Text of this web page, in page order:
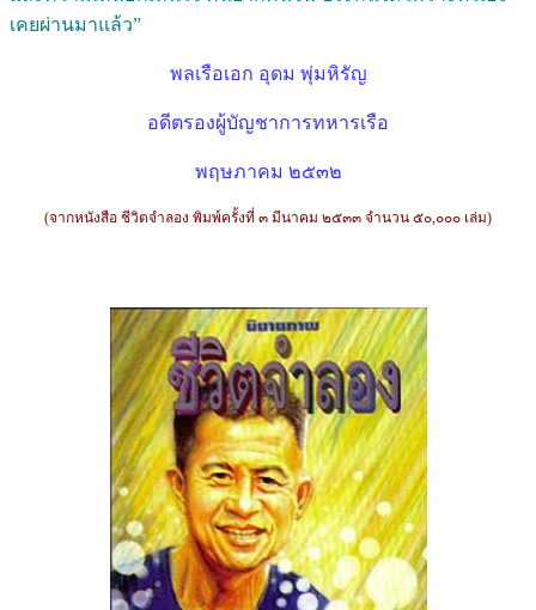
เคยผ่านมาแล้ว”
พลเรือเอก อุดม พุ่มหิรัญ
อดีตรองผู้บัญชาการทหารเรือ
พฤษภาคม ๒๕๓๒
(จากหนังสือ ชีวิตจำลอง พิมพ์ครั้งที่ ๓ มีนาคม ๒๕๓๓ จำนวน ๕๐,๐๐๐ เล่ม)